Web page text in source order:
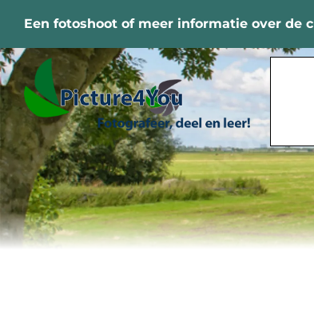
naar
inhoud
Een fotoshoot of meer informatie over de